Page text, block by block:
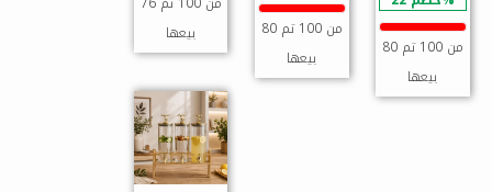
80 من 100 تم
بيعها
80 من 100 تم
بيعها
بيعها